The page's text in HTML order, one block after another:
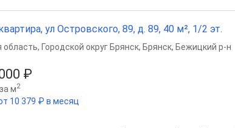
ул Островского, 89, д. 89, 40 м², 1/2 эт.
₽
м2
10 379 ₽ в месяц
область, Городской округ Брянск, Брянск, Бежицкий р-н